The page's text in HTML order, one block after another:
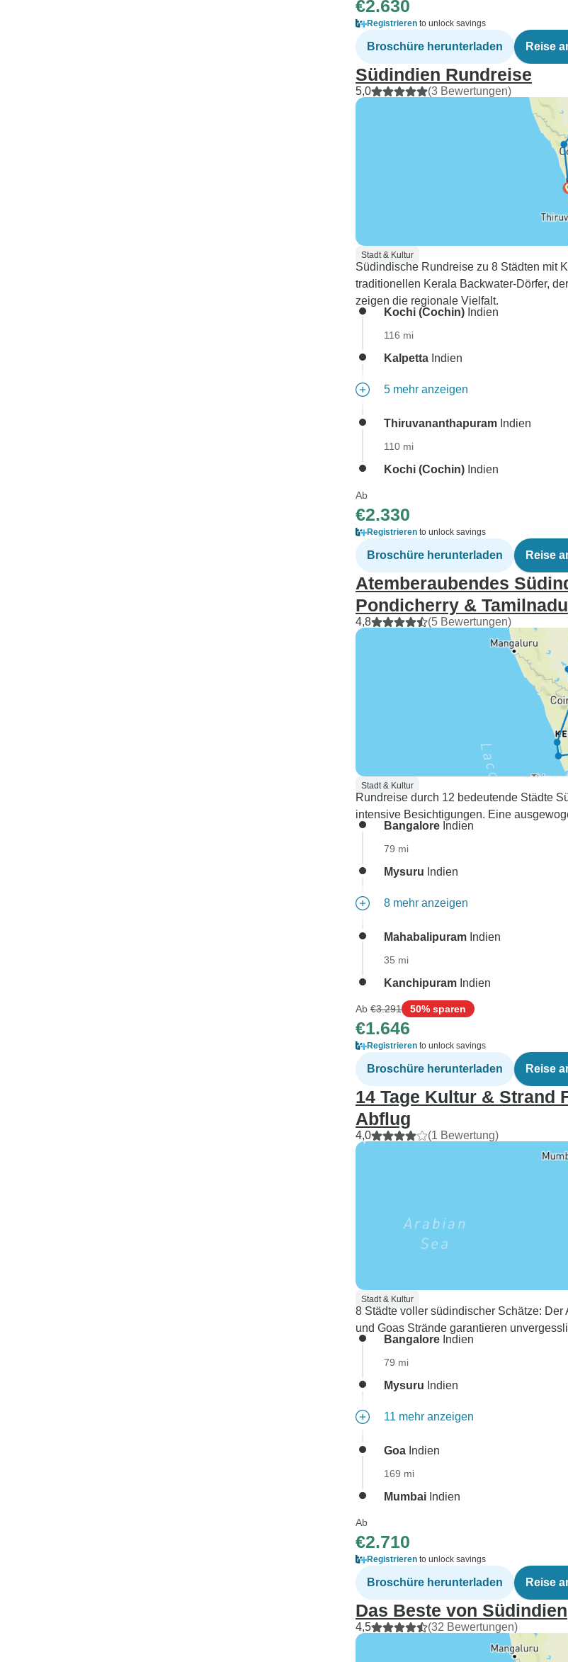
€2.630
Registrieren to unlock savings
Broschüre herunterladen Reise
Südindien Rundreise
5,0 (3 Bewertungen)
Stadt & Kultur
Südindische Rundreise zu 8 Städten mit
traditionellen Kerala Backwater-Dörfer,
zeigen die regionale Vielfalt.
Kochi (Cochin) Indien
116 mi
Kalpetta Indien
5 mehr anzeigen
Thiruvananthapuram Indien
110 mi
Kochi (Cochin) Indien
Ab
€2.330
Registrieren to unlock savings
Broschüre herunterladen Reise
Atemberaubendes
Pondicherry & Tamilnadu
4,8 (5 Bewertungen)
Stadt & Kultur
Rundreise durch 12 bedeutende Städte
intensive Besichtigungen. Eine
Bangalore Indien
79 mi
Mysuru Indien
8 mehr anzeigen
Mahabalipuram Indien
35 mi
Kanchipuram Indien
Ab €3.291 50% sparen
€1.646
Registrieren to unlock savings
Broschüre herunterladen Reise
14 Tage Kultur & Strand
Abflug
4,0 (1 Bewertung)
Stadt & Kultur
8 Städte voller südindischer Schätze:
und Goas Strände garantieren
Bangalore Indien
79 mi
Mysuru Indien
11 mehr anzeigen
Goa Indien
169 mi
Mumbai Indien
Ab
€2.710
Registrieren to unlock savings
Broschüre herunterladen Reise
Das Beste von Südindien
4,5 (32 Bewertungen)